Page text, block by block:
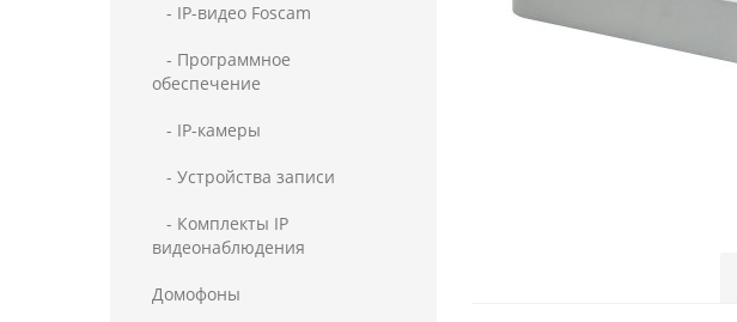
- IP-видео Foscam
- Программное
обеспечение
- IP-камеры
- Устройства записи
- Комплекты IP
видеонаблюдения
Домофоны